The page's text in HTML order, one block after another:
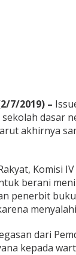
7/2019) –
dasar
akhirnya
Komisi
berani
penerbit
dari
kepada